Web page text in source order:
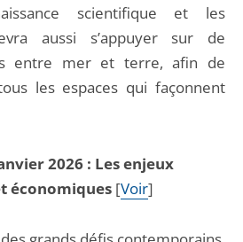
scientifique et les
aussi s’appuyer sur de
entre mer et terre, afin de
les espaces qui façonnent
2026 : Les enjeux
économiques [Voir]